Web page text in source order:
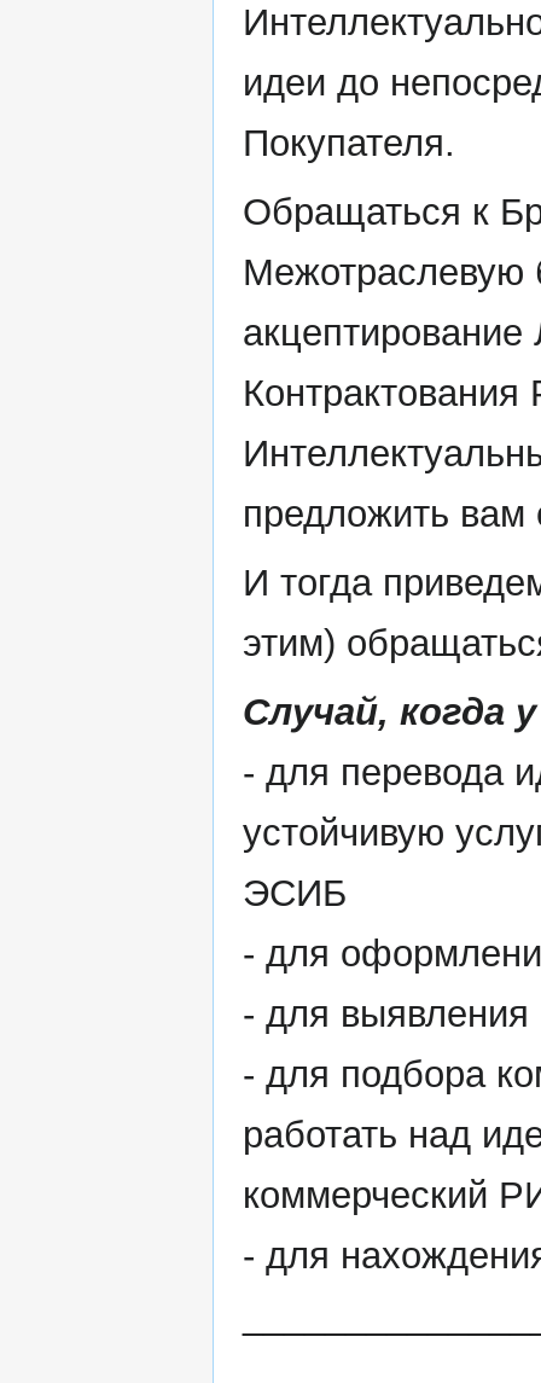
идеи до
Покупателя.
Обращаться к
Межотраслевую
акцептирование
предложить вам
И тогда
этим)
Случай, когда
- для перевода
устойчивую
ЭСИБ
- для
- для
- для подбора
работать над
коммерческий
- для